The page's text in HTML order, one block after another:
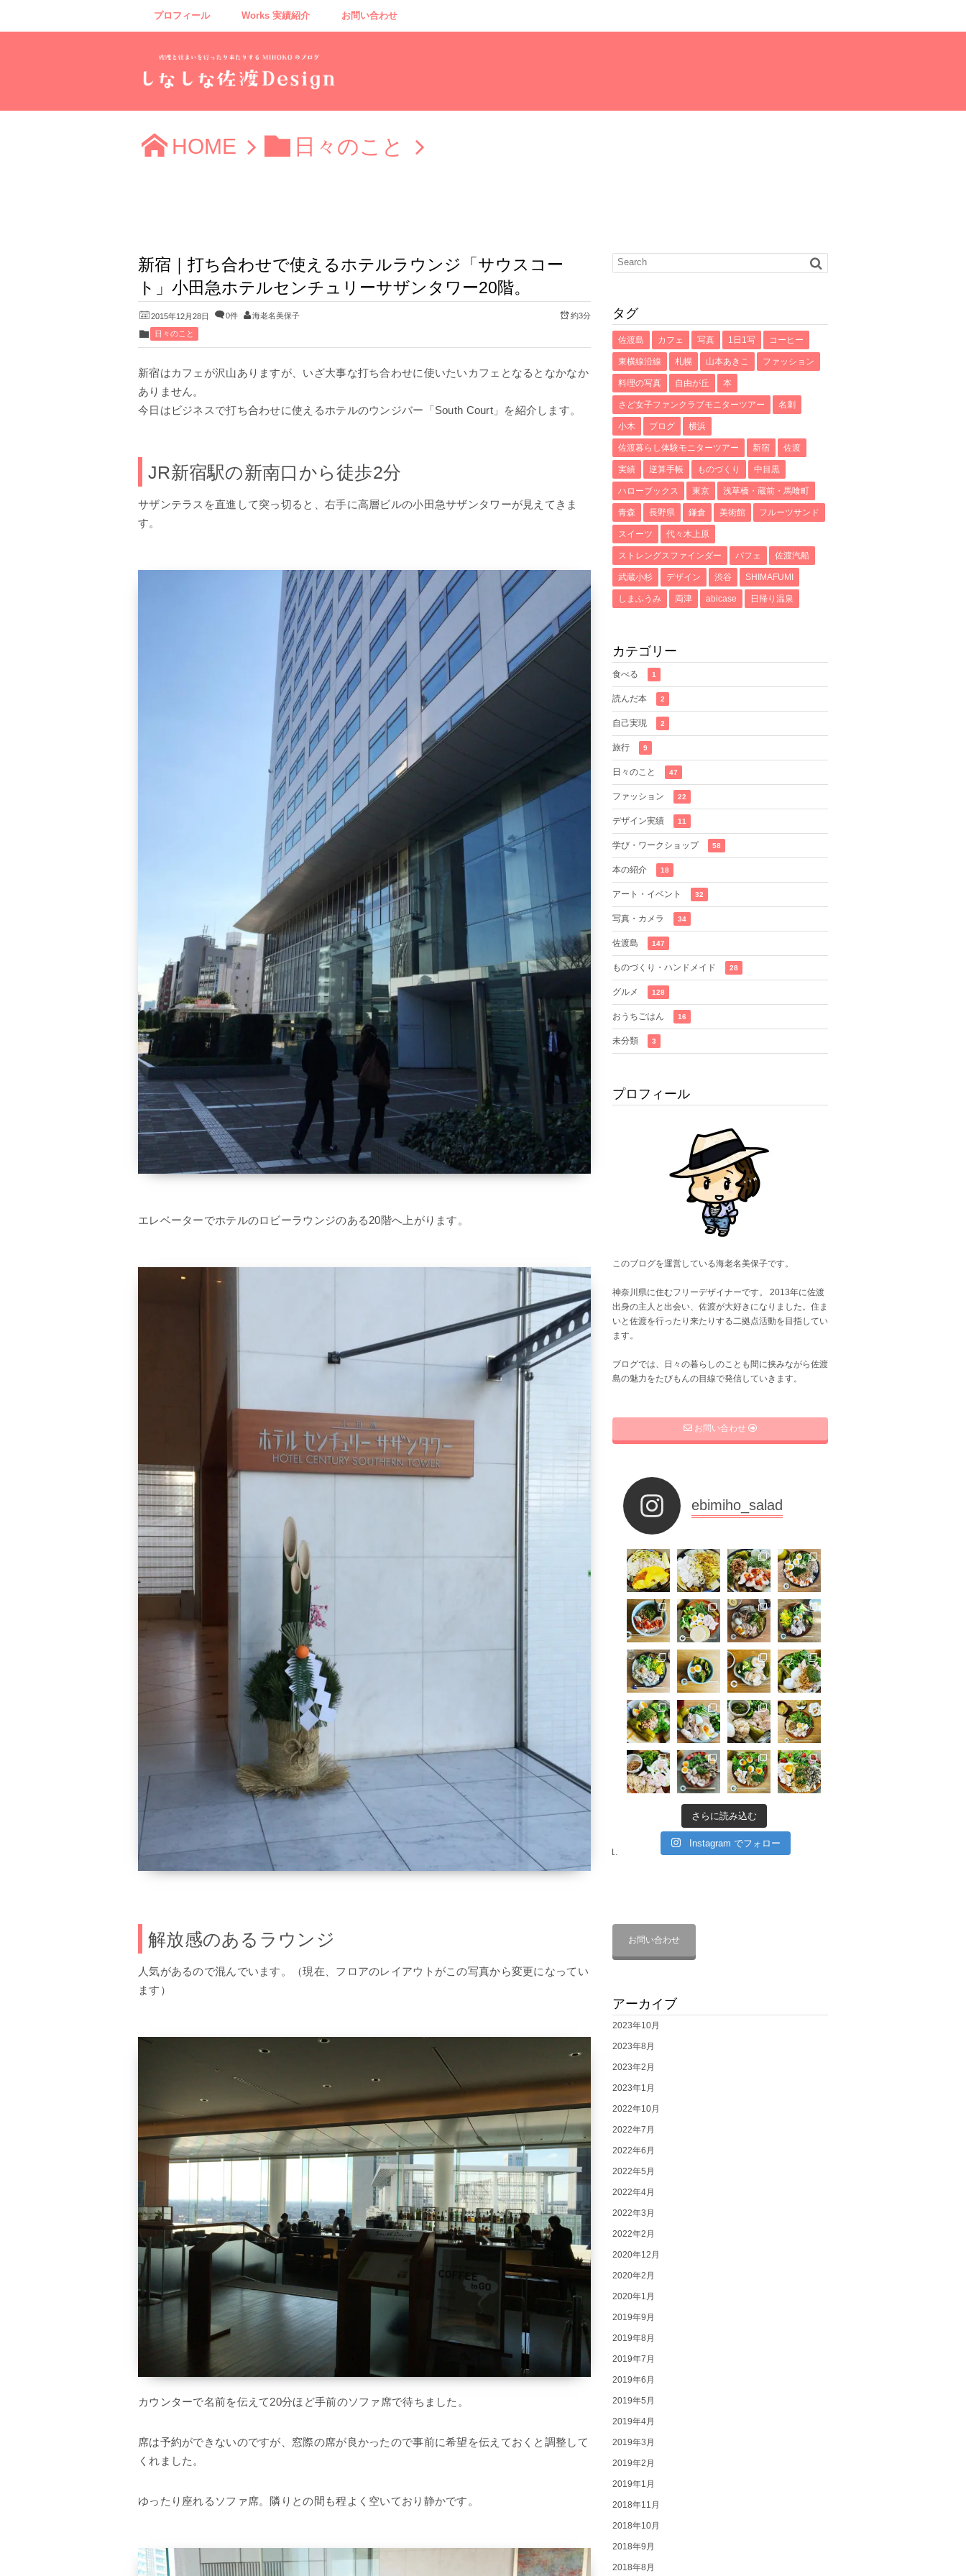
プロフィール Works 実績紹介 お問い合わせ
HOME 日々のこと
新宿｜打ち合わせで使えるホテルラウンジ「サウスコー
ト」小田急ホテルセンチュリーサザンタワー20階。
2015年12月28日 0件 海老名美保子 約3分
日々のこと
新宿はカフェが沢山ありますが、いざ大事な打ち合わせに使いたいカフェとなるとなかなか
ありません。
今日はビジネスで打ち合わせに使えるホテルのウンジバー「South Court」を紹介します。
JR新宿駅の新南口から徒歩2分
サザンテラスを直進して突っ切ると、右手に高層ビルの小田急サザンタワーが見えてきま
す。
エレベーターでホテルのロビーラウンジのある20階へ上がります。
解放感のあるラウンジ
人気があるので混んでいます。（現在、フロアのレイアウトがこの写真から変更になってい
ます）
カウンターで名前を伝えて20分ほど手前のソファ席で待ちました。
席は予約ができないのですが、窓際の席が良かったので事前に希望を伝えておくと調整して
くれました。
ゆったり座れるソファ席。隣りとの間も程よく空いており静かです。
タグ
佐渡島 カフェ 写真 1日1写 コーヒー
東横線沿線 札幌 山本あきこ ファッション
料理の写真 自由が丘 本
さど女子ファンクラブモニターツアー 名刺
小木 ブログ 横浜
佐渡暮らし体験モニターツアー 新宿 佐渡
実績 逆算手帳 ものづくり 中目黒
ハローブックス 東京 浅草橋・蔵前・馬喰町
青森 長野県 鎌倉 美術館 フルーツサンド
スイーツ 代々木上原
ストレングスファインダー パフェ 佐渡汽船
武蔵小杉 デザイン 渋谷 SHIMAFUMI
しまふうみ 両津 abicase 日帰り温泉
カテゴリー
食べる 1
読んだ本 2
自己実現 2
旅行 9
日々のこと 47
ファッション 22
デザイン実績 11
学び・ワークショップ 58
本の紹介 18
アート・イベント 32
写真・カメラ 34
佐渡島 147
ものづくり・ハンドメイド 28
グルメ 128
おうちごはん 16
未分類 3
プロフィール
このブログを運営している海老名美保子です。
神奈川県に住むフリーデザイナーです。 2013年に佐渡
出身の主人と出会い、佐渡が大好きになりました。住ま
いと佐渡を行ったり来たりする二拠点活動を目指してい
ます。
ブログでは、日々の暮らしのことも間に挟みながら佐渡
島の魅力をたびもんの目線で発信していきます。
お問い合わせ
ebimiho_salad
さらに読み込む
Instagram でフォロー
お問い合わせ
アーカイブ
2023年10月
2023年8月
2023年2月
2023年1月
2022年10月
2022年7月
2022年6月
2022年5月
2022年4月
2022年3月
2022年2月
2020年12月
2020年2月
2020年1月
2019年9月
2019年8月
2019年7月
2019年6月
2019年5月
2019年4月
2019年3月
2019年2月
2019年1月
2018年11月
2018年10月
2018年9月
2018年8月